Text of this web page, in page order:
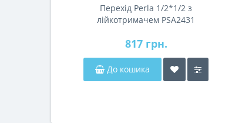
Перехід Perla 1/2*1/2 з
лійкотримачем PSA2431
817 грн.
До кошика